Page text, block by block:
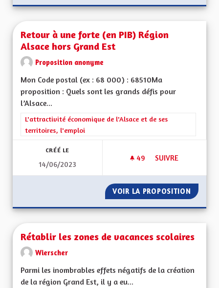
Retour à une forte (en PIB) Région
Alsace hors Grand Est
Proposition anonyme
Mon Code postal (ex : 68 000) : 68510Ma
proposition : Quels sont les grands défis pour
l’Alsace...
Filtrer les résultats de la catégorie : L'attractivité
L'attractivité économique de l'Alsace et de ses
territoires, l'emploi
CRÉÉ LE
14/06/2023
49 49 ABONNÉS
SUIVRE
VOIR LA PROPOSITION
Rétablir les zones de vacances scolaires
Wierscher
Parmi les inombrables effets négatifs de la création
de la région Grand Est, il y a eu...